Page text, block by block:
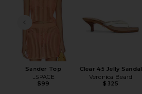
ПРЕДЫДУЩИЙ СЛАЙД
Sander Top
LSPACE
$99
Clear 45 Jelly Sandal
Veronica Beard
$325